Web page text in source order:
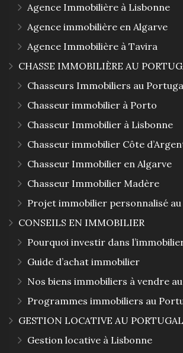
Agence Immobilière à Lisbonne
Agence immobilière en Algarve
Agence Immobilière à Tavira
CHASSE IMMOBILIÈRE AU
Chasseurs Immobiliers au
Chasseur immobilier à Porto
Chasseur Immobilier à Lisbonne
Chasseur immobilier Côte
Chasseur Immobilier en Algarve
Chasseur Immobilier Madère
Projet immobilier personnalisé
CONSEILS EN IMMOBILIER
Pourquoi investir dans
Guide d’achat immobilier
Nos biens immobiliers à vendre
Programmes immobiliers au
GESTION LOCATIVE AU PORTUGAL
Gestion locative à Lisbonne